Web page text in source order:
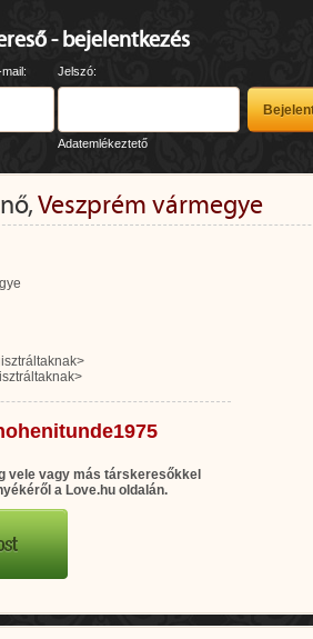
- bejelentkezés
Jelszó:
Adatemlékeztető
nő,Veszprém vármegye
vele vagy más társkeresőkkel
a Love.hu oldalán.